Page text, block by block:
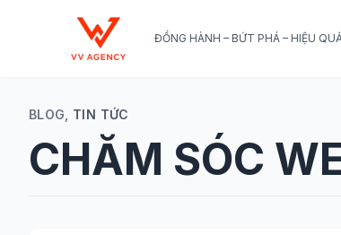
ĐỒNG HÀNH – BỨT PHÁ – HIỆU
BLOG, TIN TỨC
CHĂM SÓC